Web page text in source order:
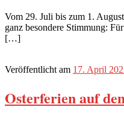
Vom 29. Juli bis zum 1.
ganz besondere Stimmung:
[…]
Veröffentlicht am 17. April
Osterferien auf